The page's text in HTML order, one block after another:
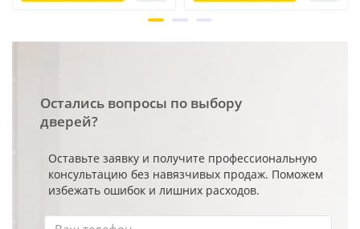
Остались вопросы по выбору
дверей?
Оставьте заявку и получите профессиональную
консультацию без навязчивых продаж. Поможем
избежать ошибок и лишних расходов.